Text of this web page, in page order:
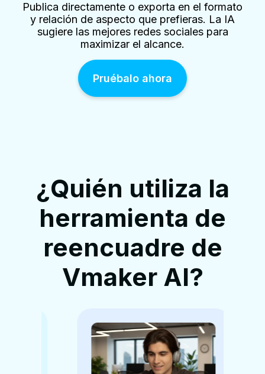
Publica directamente o exporta en el formato
y relación de aspecto que prefieras. La IA
sugiere las mejores redes sociales para
maximizar el alcance.
Pruébalo ahora
¿Quién utiliza la
herramienta de
reencuadre de
Vmaker AI?